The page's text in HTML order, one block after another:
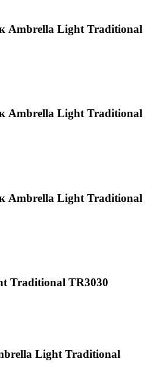
Ambrella Light Traditional
Ambrella Light Traditional
Ambrella Light Traditional
Traditional TR3030
Light Traditional